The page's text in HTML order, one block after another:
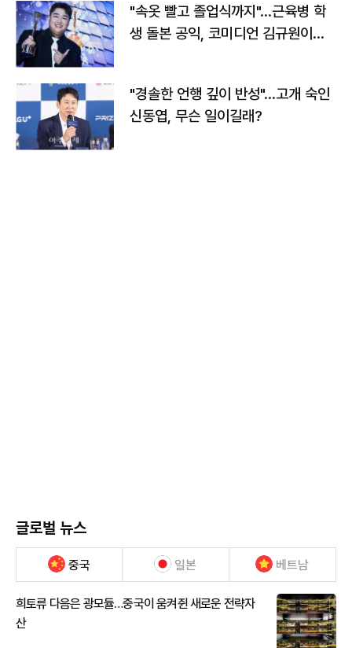
"속옷 빨고 졸업식까지"…근육병 학
생 돌본 공익, 코미디언 김규원이었
"경솔한 언행 깊이 반성"…고개 숙인
신동엽, 무슨 일이길래?
글로벌 뉴스
중국 일본 베트남
희토류 다음은 광모듈…중국이 움켜쥔 새로운 전략자
산